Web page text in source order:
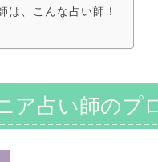
は、こんな占い師！
ア占い師のプ